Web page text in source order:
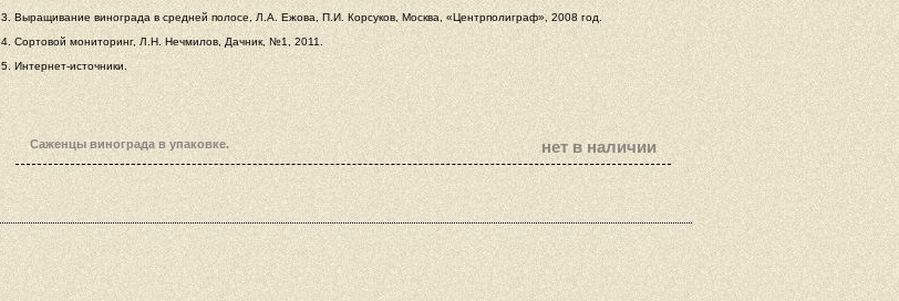
3. Выращивание винограда в средней полосе, Л.А. Ежова, П.И. Корсуков, Москва, «Центрполиграф», 2008 год.
4. Сортовой мониторинг, Л.Н. Нечмилов, Дачник, №1, 2011.
5. Интернет-источники.
Саженцы винограда в упаковке. нет в наличии